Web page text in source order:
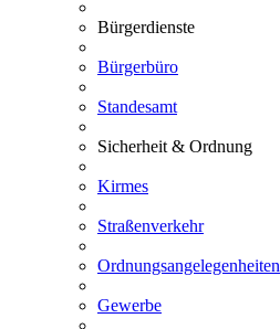
Bürgerdienste
Bürgerbüro
Standesamt
Sicherheit & Ordnung
Kirmes
Straßenverkehr
Ordnungsangelegenheiten
Gewerbe